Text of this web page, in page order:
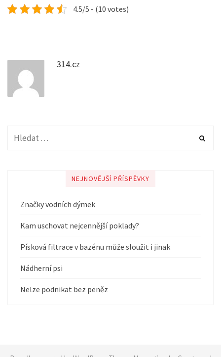
4.5/5 - (10 votes)
314.cz
NEJNOVĚJŠÍ PŘÍSPĚVKY
Značky vodních dýmek
Kam uschovat nejcennější poklady?
Písková filtrace v bazénu může sloužit i jinak
Nádherní psi
Nelze podnikat bez peněz